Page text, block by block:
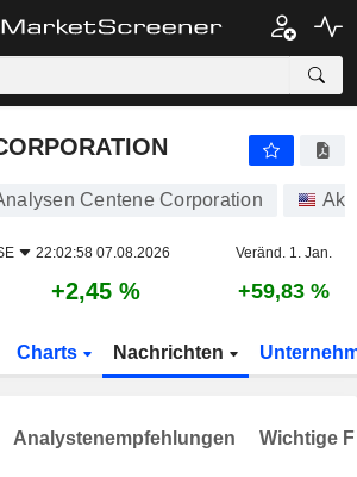
Centene Corporation
22:02:58 07.08.2026 Veränd. 1. Jan.
+2,45 % +59,83 %
Charts Nachrichten
Analystenempfehlungen Wichtige